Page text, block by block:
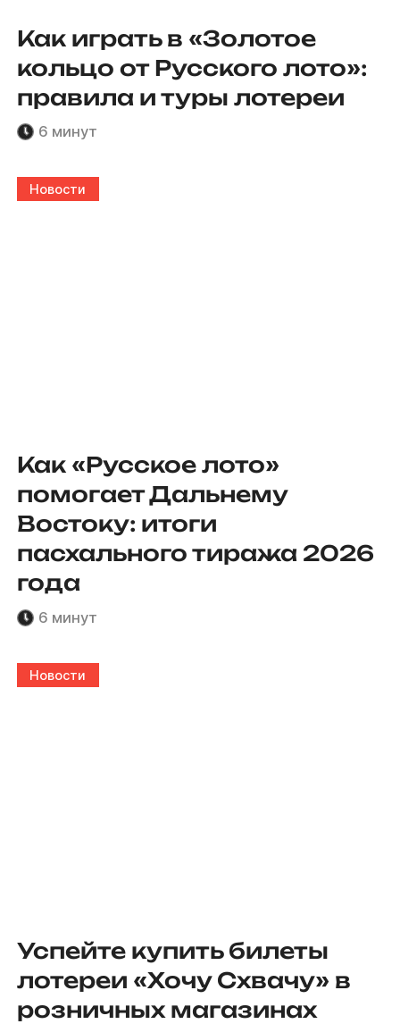
Как играть в «Золотое
кольцо от Русского лото»:
правила и туры лотереи
6 минут
Новости
Как «Русское лото»
помогает Дальнему
Востоку: итоги
пасхального тиража 2026
года
6 минут
Новости
Успейте купить билеты
лотереи «Хочу Схвачу» в
розничных магазинах